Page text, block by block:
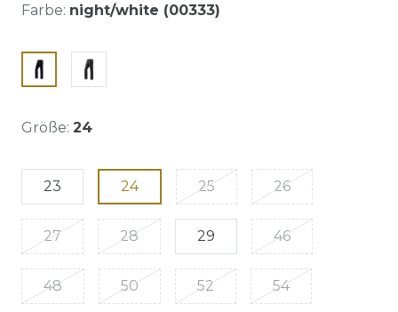
Farbe: night/white (00333)
Größe: 24
23 24 25 26
27 28 29 46
48 50 52 54